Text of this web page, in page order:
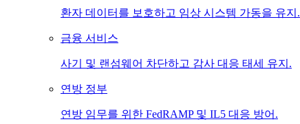
환자 데이터를 보호하고 임상 시스템 가동을 유지.
금융 서비스
사기 및 랜섬웨어 차단하고 감사 대응 태세 유지.
연방 정부
연방 임무를 위한 FedRAMP 및 IL5 대응 방어.